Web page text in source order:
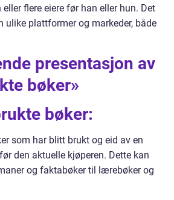
flere eiere før han eller hun. Det
ulike plattformer og markeder, både
presentasjon av
bøker»
bøker:
som har blitt brukt og eid av en
den aktuelle kjøperen. Dette kan
og faktabøker til lærebøker og